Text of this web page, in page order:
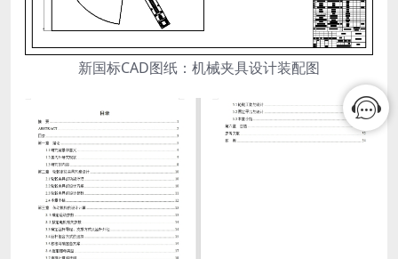
新国标CAD图纸：机械夹具设计装配图